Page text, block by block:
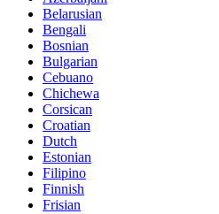
Belarusian
Bengali
Bosnian
Bulgarian
Cebuano
Chichewa
Corsican
Croatian
Dutch
Estonian
Filipino
Finnish
Frisian